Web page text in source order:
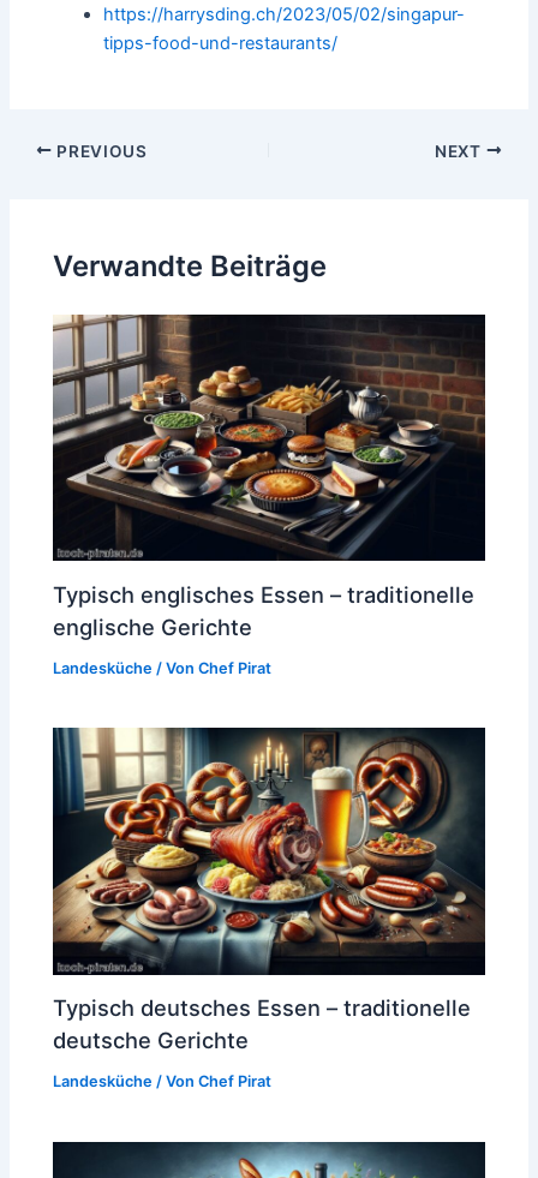
https://harrysding.ch/2023/05/02/singapur-
tipps-food-und-restaurants/
Post
PREVIOUS NEXT
Verwandte Beiträge
Typisch englisches Essen – traditionelle
englische Gerichte
Landesküche / VonChef Pirat
Typisch deutsches Essen – traditionelle
deutsche Gerichte
Landesküche / VonChef Pirat